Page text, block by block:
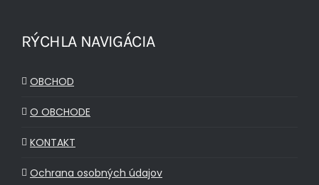
RÝCHLA NAVIGÁCIA
OBCHOD
O OBCHODE
KONTAKT
Ochrana osobných údajov